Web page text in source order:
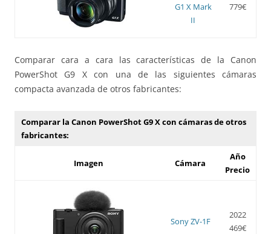
G1 X Mark
II
779€
Comparar cara a cara las características de la Canon
PowerShot G9 X con una de las siguientes cámaras
compacta avanzada de otros fabricantes:
Comparar la Canon PowerShot G9 X con cámaras de otros
fabricantes:
Imagen Cámara
Año
Precio
Sony ZV-1F
2022
469€